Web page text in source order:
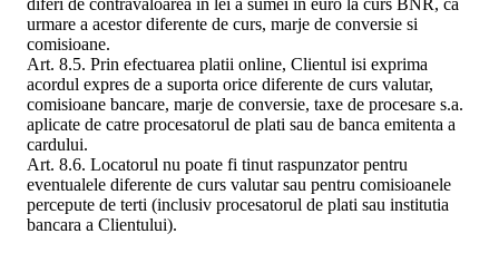
diferi de contravaloarea in lei a sumei in euro la curs BNR, ca
urmare a acestor diferente de curs, marje de conversie si
comisioane.
Art. 8.5. Prin efectuarea platii online, Clientul isi exprima
acordul expres de a suporta orice diferente de curs valutar,
comisioane bancare, marje de conversie, taxe de procesare s.a.
aplicate de catre procesatorul de plati sau de banca emitenta a
cardului.
Art. 8.6. Locatorul nu poate fi tinut raspunzator pentru
eventualele diferente de curs valutar sau pentru comisioanele
percepute de terti (inclusiv procesatorul de plati sau institutia
bancara a Clientului).